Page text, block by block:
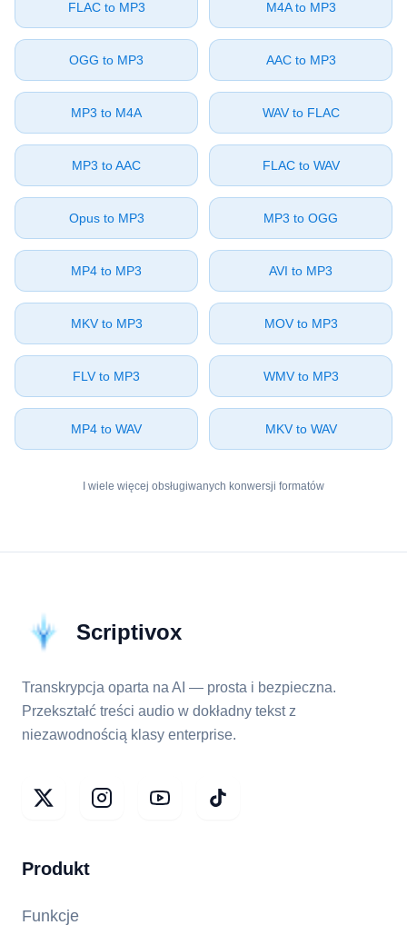
⁦FLAC⁩ to ⁦MP3⁩ ⁦M4A⁩ to ⁦MP3⁩
⁦OGG⁩ to ⁦MP3⁩ ⁦AAC⁩ to ⁦MP3⁩
⁦MP3⁩ to ⁦M4A⁩ ⁦WAV⁩ to ⁦FLAC⁩
⁦MP3⁩ to ⁦AAC⁩ ⁦FLAC⁩ to ⁦WAV⁩
⁦Opus⁩ to ⁦MP3⁩ ⁦MP3⁩ to ⁦OGG⁩
⁦MP4⁩ to ⁦MP3⁩ ⁦AVI⁩ to ⁦MP3⁩
⁦MKV⁩ to ⁦MP3⁩ ⁦MOV⁩ to ⁦MP3⁩
⁦FLV⁩ to ⁦MP3⁩ ⁦WMV⁩ to ⁦MP3⁩
⁦MP4⁩ to ⁦WAV⁩ ⁦MKV⁩ to ⁦WAV⁩
I wiele więcej obsługiwanych konwersji formatów
Scriptivox
Transkrypcja oparta na AI — prosta i bezpieczna.
Przekształć treści audio w dokładny tekst z
niezawodnością klasy enterprise.
Produkt
Funkcje